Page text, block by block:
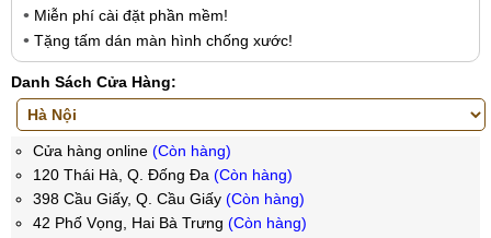
Miễn phí cài đặt phần mềm!
Tặng tấm dán màn hình chống xước!
Danh Sách Cửa Hàng:
Cửa hàng online (Còn hàng)
120 Thái Hà, Q. Đống Đa (Còn hàng)
398 Cầu Giấy, Q. Cầu Giấy (Còn hàng)
42 Phố Vọng, Hai Bà Trưng (Còn hàng)